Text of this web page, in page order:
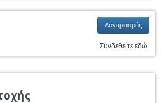
Λογαριασμός
Συνδεθείτε εδώ